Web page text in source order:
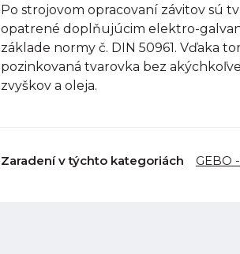
Po strojovom opracovaní závitov sú
opatrené doplňujúcim elektro-
základe normy č. DIN 50961. Vďaka
pozinkovaná tvarovka bez
zvyškov a oleja.
Zaradení v týchto kategoriách GEBO